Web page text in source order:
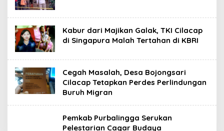
Kabur dari Majikan Galak, TKI Cilacap
di Singapura Malah Tertahan di KBRI
Cegah Masalah, Desa Bojongsari
Cilacap Tetapkan Perdes Perlindungan
Buruh Migran
Pemkab Purbalingga Serukan
Pelestarian Cagar Budaya